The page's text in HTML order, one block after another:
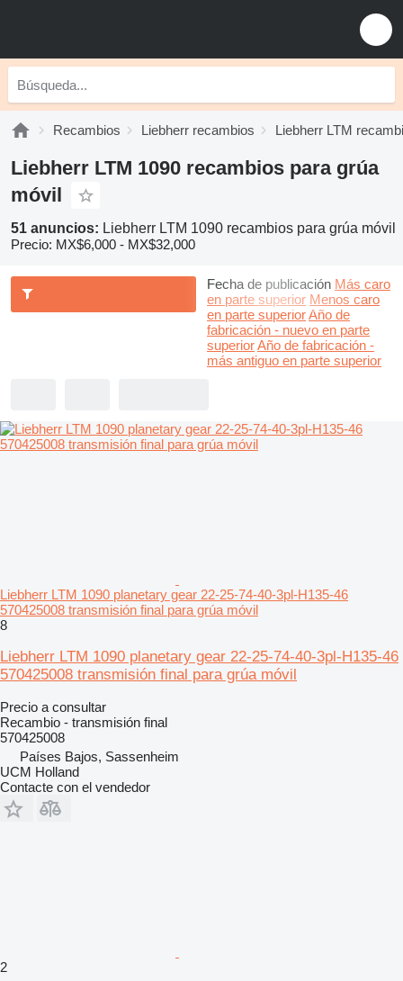
Recambios Liebherr recambios Liebherr LTM
Liebherr LTM 1090 recambios para grúa
móvil
51 anuncios: Liebherr LTM 1090 recambios para grúa móvil
Precio: MX$6,000 - MX$32,000
Fecha de publicación Más caro
en parte superior Menos caro
en parte superiorAño de
fabricación - nuevo en parte
superiorAño de fabricación -
más antiguo en parte superior
Liebherr LTM 1090 planetary gear 22-25-74-40-3pl-H135-46
570425008 transmisión final para grúa móvil
8
Liebherr LTM 1090 planetary gear 22-25-74-40-3pl-H135-46
570425008 transmisión final para grúa móvil
Precio a consultar
Recambio - transmisión final
570425008
Países Bajos, Sassenheim
UCM Holland
Contacte con el vendedor
2